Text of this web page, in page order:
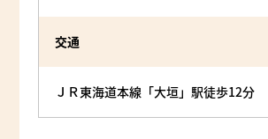
交通
ＪＲ東海道本線「大垣」駅徒歩12分